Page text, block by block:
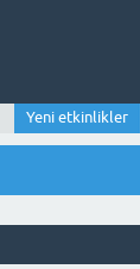
Yeni etkinlikler